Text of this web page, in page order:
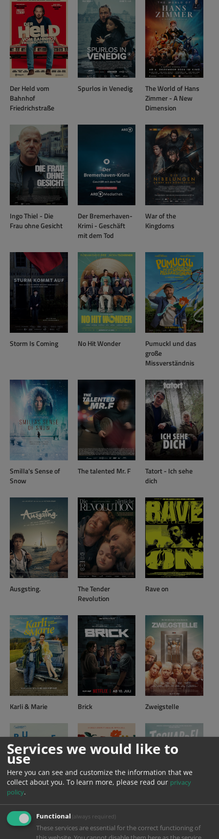
Der Held vom
Bahnhof
Friedrichstraße
Spurlos in Venedig
The World of Hans
Zimmer - A New
Dimension
Ingo Thiel - Die
Frau ohne Gesicht
Der Bremerhaven-
Krimi - Geschäft
mit dem Tod
War of the
Kingdoms
Storm Is Coming No Hit Wonder
Pumuckl und das
große
Missverständnis
Smilla's Sense of
Snow
The talented Mr. F
Tatort - Ich sehe
dich
Ausgsting.
The Tender
Revolution
Rave on
Karli & Marie Brick Zweigstelle
Bubbles Karla
Services we would like to
use
Here you can see and customize the information that we
collect about you. To learn more, please read our privacy
policy.
Functional (always required)
These services are essential for the correct functioning of